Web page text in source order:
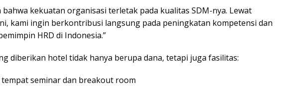
bahwa kekuatan organisasi terletak pada kualitas SDM-nya. Lewat
kami ingin berkontribusi langsung pada peningkatan kompetensi dan
HRD di Indonesia.”
diberikan hotel tidak hanya berupa dana, tetapi juga fasilitas:
tempat seminar dan breakout room